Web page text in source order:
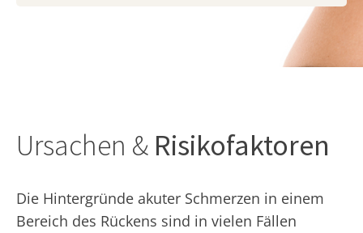
Ursachen & Risikofaktoren
Die Hintergründe akuter Schmerzen in einem
Bereich des Rückens sind in vielen Fällen